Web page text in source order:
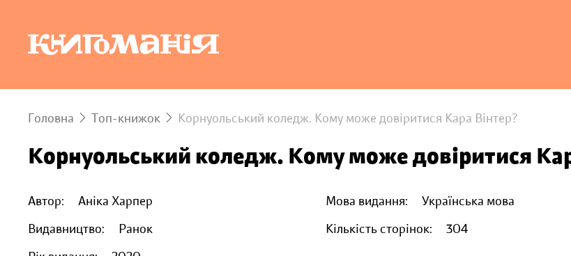
Головна Топ-книжок Корнуольcький коледж. Кому може довіритися Кара Вінтер?
Корнуольcький коледж. Кому може довіритися
Автор:
Аніка Харпер
Видавництво:
Ранок
Мова видання:
Українська мова
Кількість сторінок:
304